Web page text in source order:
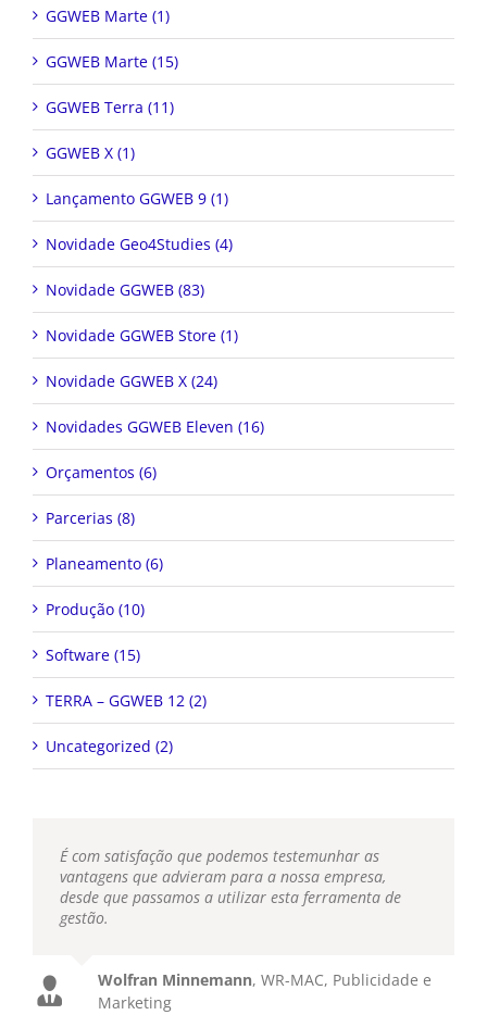
GGWEB Marte (1)
GGWEB Marte (15)
GGWEB Terra (11)
GGWEB X (1)
Lançamento GGWEB 9 (1)
Novidade Geo4Studies (4)
Novidade GGWEB (83)
Novidade GGWEB Store (1)
Novidade GGWEB X (24)
Novidades GGWEB Eleven (16)
Orçamentos (6)
Parcerias (8)
Planeamento (6)
Produção (10)
Software (15)
TERRA – GGWEB 12 (2)
Uncategorized (2)
É com satisfação que podemos testemunhar as
vantagens que advieram para a nossa empresa,
desde que passamos a utilizar esta ferramenta de
gestão.
Wolfran Minnemann, WR-MAC, Publicidade e
Marketing